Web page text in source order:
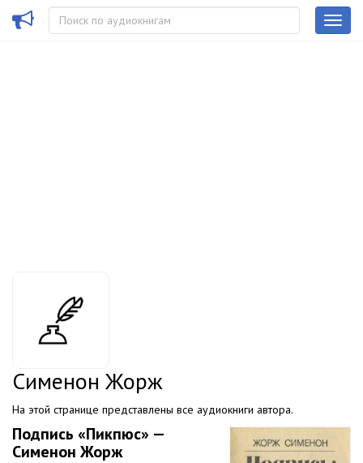
Сименон Жорж
На этой странице представлены все аудиокниги автора.
Подпись «Пикпюс» —
Сименон Жорж